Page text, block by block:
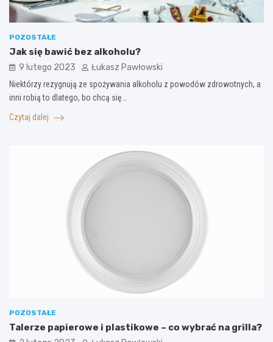
POZOSTAŁE
Jak się bawić bez alkoholu?
9 lutego 2023 Łukasz Pawłowski
Niektórzy rezygnują ze spożywania alkoholu z powodów zdrowotnych, a
inni robią to dlatego, bo chcą się…
Czytaj dalej
POZOSTAŁE
Talerze papierowe i plastikowe – co wybrać na grilla?